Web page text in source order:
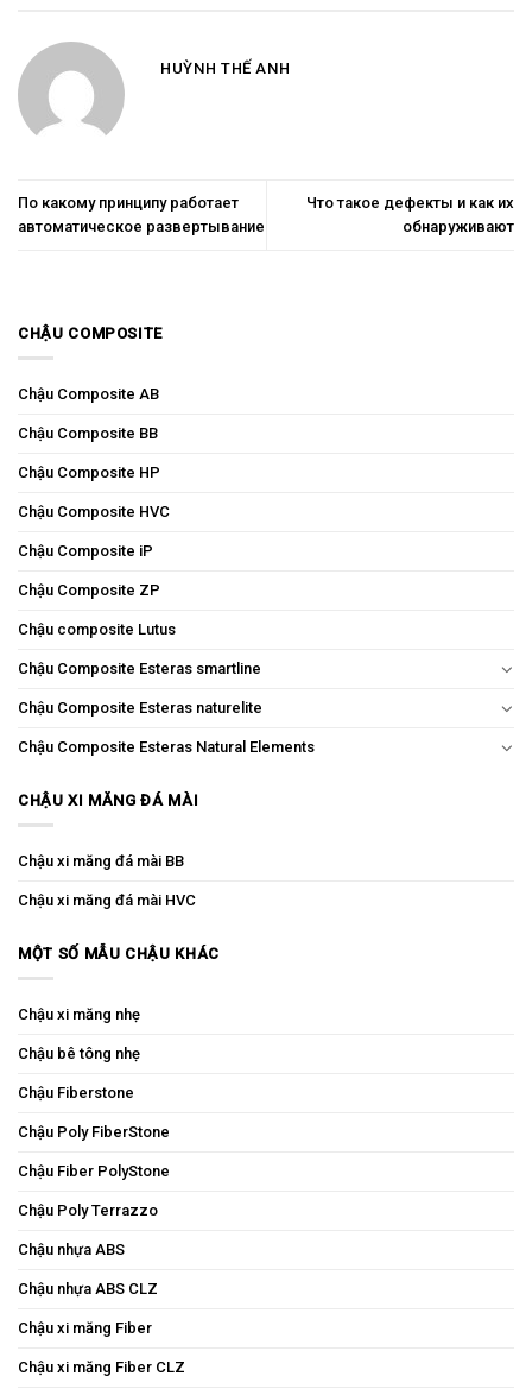
HUỲNH THẾ ANH
По какому принципу работает
автоматическое развертывание
Что такое дефекты и как их
обнаруживают
CHẬU COMPOSITE
Chậu Composite AB
Chậu Composite BB
Chậu Composite HP
Chậu Composite HVC
Chậu Composite iP
Chậu Composite ZP
Chậu composite Lutus
Chậu Composite Esteras smartline
Chậu Composite Esteras naturelite
Chậu Composite Esteras Natural Elements
CHẬU XI MĂNG ĐÁ MÀI
Chậu xi măng đá mài BB
Chậu xi măng đá mài HVC
MỘT SỐ MẪU CHẬU KHÁC
Chậu xi măng nhẹ
Chậu bê tông nhẹ
Chậu Fiberstone
Chậu Poly FiberStone
Chậu Fiber PolyStone
Chậu Poly Terrazzo
Chậu nhựa ABS
Chậu nhựa ABS CLZ
Chậu xi măng Fiber
Chậu xi măng Fiber CLZ